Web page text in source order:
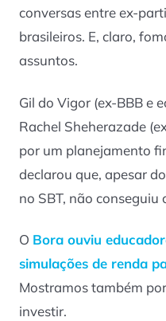
conversas entre ex-
brasileiros. E, claro,
assuntos.
Gil do Vigor (ex-BBB e
Rachel Sheherazade
por um planejamento
declarou que, apesar
no SBT, não
O Bora ouviu
simulações de renda
Mostramos também
investir.